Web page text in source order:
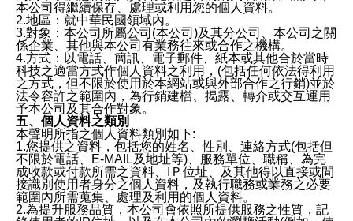
本公司得繼續保存、處理或利用您的個人資料。
2.地區：就中華民國領域內。
3.對象：本公司所屬公司(本公司)及其分公司、本公司之關
係企業、其他與本公司有業務往來或合作之機構。
4.方式：以電話、簡訊、電子郵件、紙本或其他合於當時
科技之適當方式作個人資料之利用，(包括任何依法得利用
之方式，但不限於使用於本網站或與外部合作之行銷)並於
法令容許之範圍內，為行銷建檔、揭露、轉介或交互運用
予本公司及其合作對象。
五、個人資料之類別
本聲明所指之個人資料類別如下:
1.您提供之資料，包括您的姓名、性別、連絡方式(包括但
不限於電話、E-MAIL及地址等)、服務單位、職稱、為完
成收款或付款所需之資料、IＰ位址、及其他得以直接或間
接識別使用者身分之個人資料，及執行職務或業務之必要
範圍內所需蒐集、處理及利用的個人資料。
2.為提升服務品質，本公司會依照所提供服務之性質，記